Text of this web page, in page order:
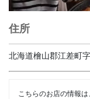
住所
北海道檜山郡江差町
こちらのお店の情報